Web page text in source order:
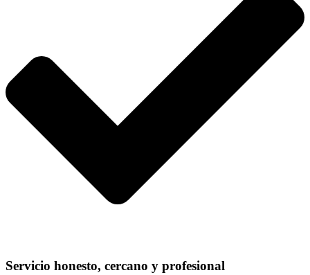
Servicio honesto, cercano y profesional